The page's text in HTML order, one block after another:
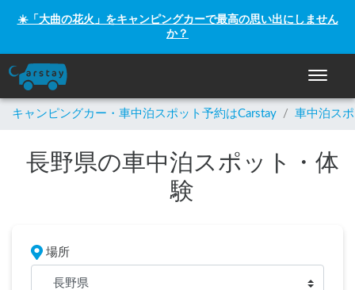
☀️「大曲の花火」をキャンピングカーで最高の思い出にしません
か？
ナビゲ
キャンピングカー・車中泊スポット予約はCarstay / 車中泊ス
長野県の車中泊スポット・体
験
場所
長野県